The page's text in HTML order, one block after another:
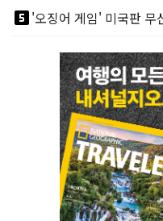
looks_5